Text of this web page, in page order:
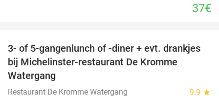
37€
16%
3- of 5-gangenlunch of -diner + evt. drankjes
bij Michelinster-restaurant De Kromme
Watergang
Restaurant De Kromme Watergang 9.9 star